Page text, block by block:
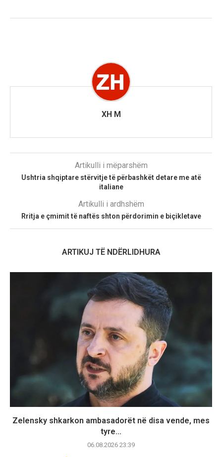
XH M
Artikulli i mëparshëm
Ushtria shqiptare stërvitje të përbashkët detare me atë
italiane
Artikulli i ardhshëm
Rritja e çmimit të naftës shton përdorimin e biçikletave
ARTIKUJ TË NDËRLIDHURA
Zelensky shkarkon ambasadorët në disa vende, mes
tyre...
06.08.2026 23:39